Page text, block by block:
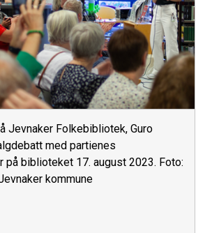
Jevnaker Folkebibliotek, Guro
med partienes
på biblioteket 17. august 2023. Foto:
kommune